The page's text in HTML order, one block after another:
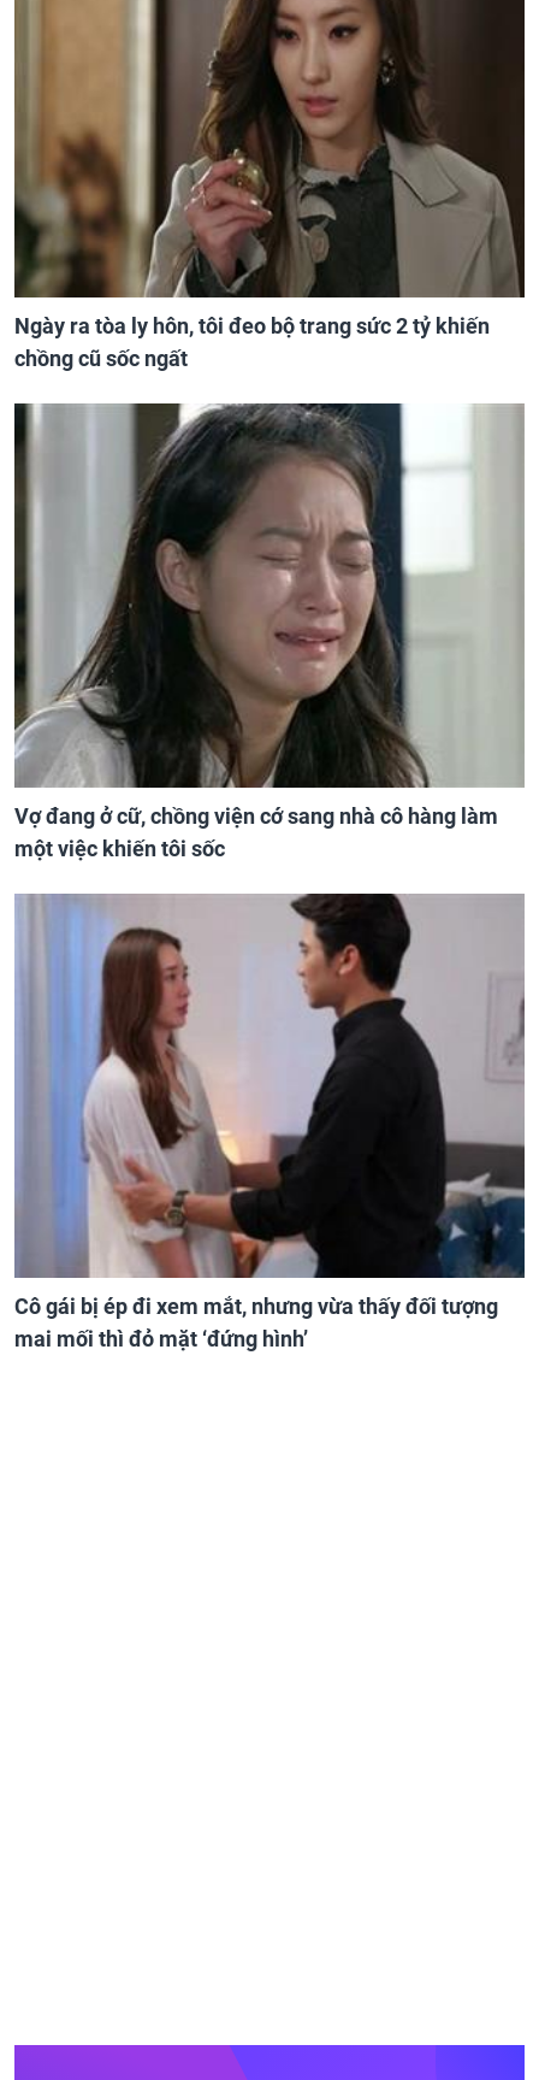
Ngày ra tòa ly hôn, tôi đeo bộ trang sức 2 tỷ khiến
chồng cũ sốc ngất
Vợ đang ở cữ, chồng viện cớ sang nhà cô hàng làm
một việc khiến tôi sốc
Cô gái bị ép đi xem mắt, nhưng vừa thấy đối tượng
mai mối thì đỏ mặt ‘đứng hình’